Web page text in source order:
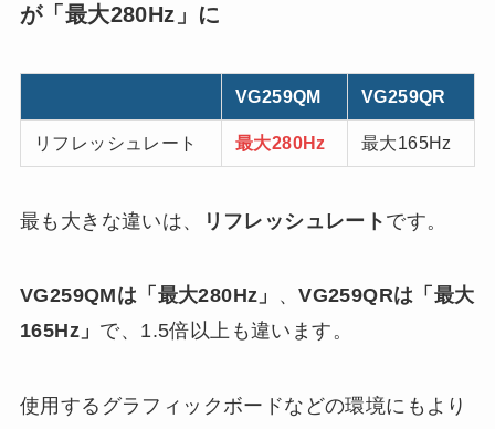
が「最大280Hz」に
VG259QM VG259QR
リフレッシュレート 最大280Hz 最大165Hz
最も大きな違いは、 リフレッシュレート です。
VG259QMは「最大280Hz」 、VG259QRは「最大
165Hz」 で、1.5倍以上も違います。
使用するグラフィックボードなどの環境にもより